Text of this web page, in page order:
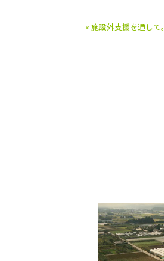
« 施設外支援を通して。